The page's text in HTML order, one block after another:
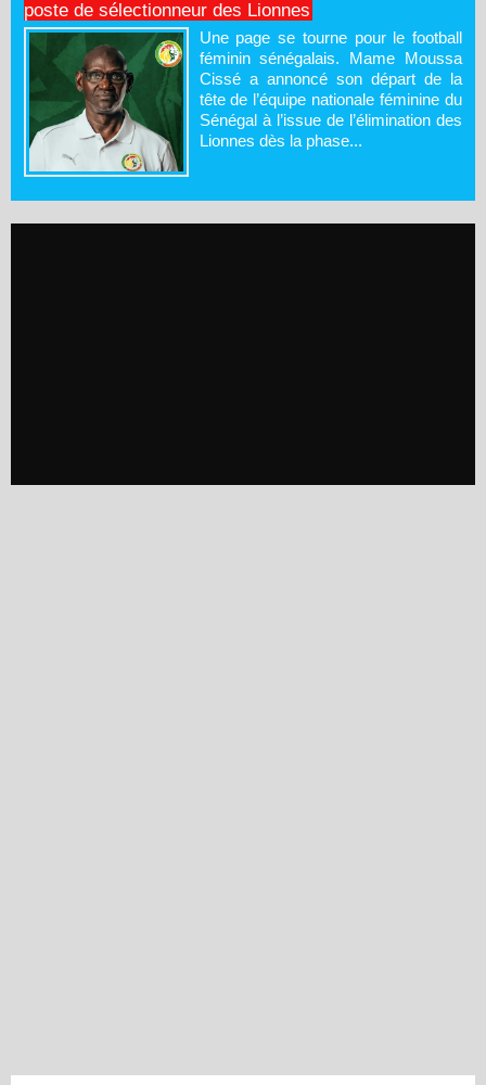
poste de sélectionneur des Lionnes
Une page se tourne pour le football
féminin sénégalais. Mame Moussa
Cissé a annoncé son départ de la
tête de l’équipe nationale féminine du
Sénégal à l’issue de l’élimination des
Lionnes dès la phase...